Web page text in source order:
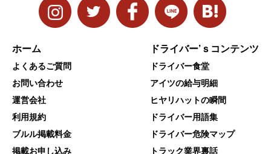
ホーム
よくあるご質問
お問い合わせ
運営会社
利用規約
ブルル掲載料金
掲載お申し込み
ドライバー’ｓコンテンツ
ドライバー食堂
アイツの給与明細
ヒヤリハットの瞬間
ドライバー用語集
ドライバー危険マップ
トラック業界裏話